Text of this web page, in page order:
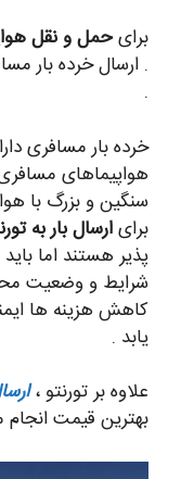
برایحمل و نقل
. ارسال خرده بار
.
خرده بار مسافری
هواپیماهای
سنگین و بزرگ با
برایارسال بار به
پذیر هستند اما
شرایط و وضعیت
کاهش هزینه ها
یابد .
علاوه بر تورنتو ،
بهترین قیمت